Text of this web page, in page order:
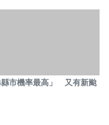
縣市機率最高」 又有新颱